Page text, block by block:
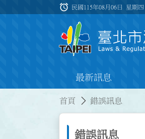
:::
alarm 民國115年08月06日 星期四
最新訊息
首頁 錯誤訊息
錯誤訊息